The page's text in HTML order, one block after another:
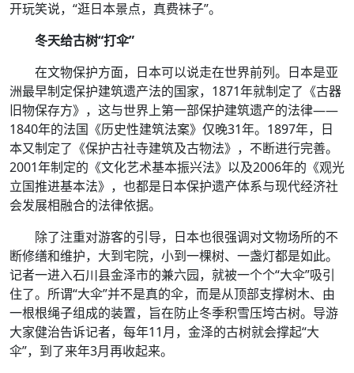
开玩笑说，“逛日本景点，真费袜子”。
冬天给古树“打伞”
在文物保护方面，日本可以说走在世界前列。日本是亚
洲最早制定保护建筑遗产法的国家，1871年就制定了《古器
旧物保存方》，这与世界上第一部保护建筑遗产的法律——
1840年的法国《历史性建筑法案》仅晚31年。1897年，日
本又制定了《保护古社寺建筑及古物法》，不断进行完善。
2001年制定的《文化艺术基本振兴法》以及2006年的《观光
立国推进基本法》，也都是日本保护遗产体系与现代经济社
会发展相融合的法律依据。
除了注重对游客的引导，日本也很强调对文物场所的不
断修缮和维护，大到宅院，小到一棵树、一盏灯都是如此。
记者一进入石川县金泽市的兼六园，就被一个个“大伞”吸引
住了。所谓“大伞”并不是真的伞，而是从顶部支撑树木、由
一根根绳子组成的装置，旨在防止冬季积雪压垮古树。导游
大家健治告诉记者，每年11月，金泽的古树就会撑起“大
伞”，到了来年3月再收起来。